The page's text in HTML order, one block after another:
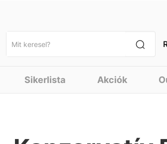
Sikerlista Akciók